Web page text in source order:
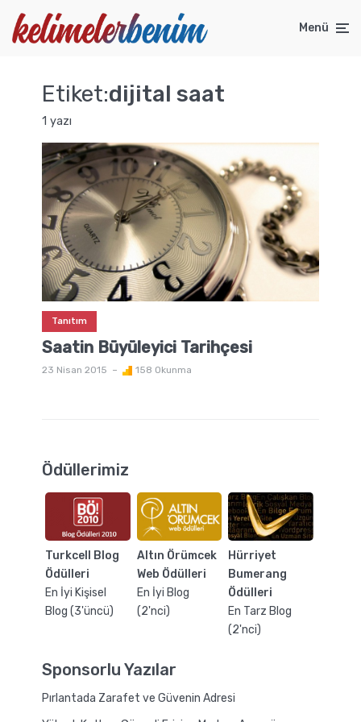
Menü
Etiket:dijital saat
1 yazı
Tanıtım
Saatin Büyüleyici Tarihçesi
23 Nisan 2015 158 Okunma
Ödüllerimiz
Turkcell Blog
Ödülleri
En İyi Kişisel
Blog (3'üncü)
Altın Örümcek
Web Ödülleri
En İyi Blog
(2'nci)
Hürriyet
Bumerang
Ödülleri
En Tarz Blog
(2'nci)
Sponsorlu Yazılar
Pırlantada Zarafet ve Güvenin Adresi